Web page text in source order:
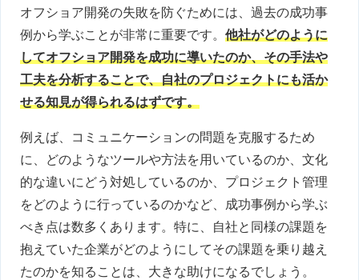
オフショア開発の失敗を防ぐためには、過去の成功事
例から学ぶことが非常に重要です。 他社がどのように
してオフショア開発を成功に導いたのか、その手法や
工夫を分析することで、自社のプロジェクトにも活か
せる知見が得られるはずです。
例えば、コミュニケーションの問題を克服するため
に、どのようなツールや方法を用いているのか、文化
的な違いにどう対処しているのか、プロジェクト管理
をどのように行っているのかなど、成功事例から学ぶ
べき点は数多くあります。特に、自社と同様の課題を
抱えていた企業がどのようにしてその課題を乗り越え
たのかを知ることは、大きな助けになるでしょう。